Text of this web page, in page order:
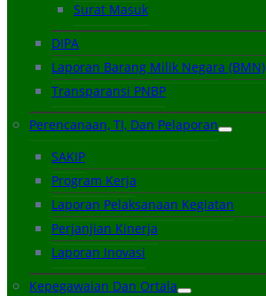
Surat Masuk
DIPA
Laporan Barang Milik Negara (BMN)
Transparansi PNBP
Perencanaan, TI, Dan Pelaporan
SAKIP
Program Kerja
Laporan Pelaksanaan Kegiatan
Perjanjian Kinerja
Laporan Inovasi
Kepegawaian Dan Ortala